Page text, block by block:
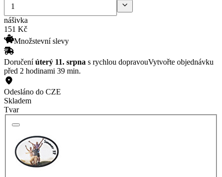
nášivka
151 Kč
Množstevní slevy
Doručeníúterý 11. srpna s rychlou dopravouVytvořte objednávku
před 2 hodinami 39 min.
Odesláno do CZE
Skladem
Tvar